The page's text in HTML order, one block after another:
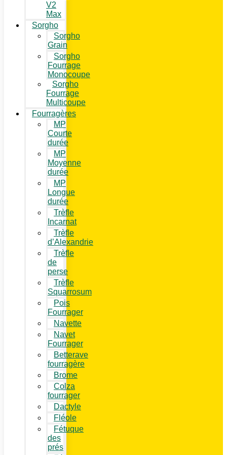
V2
Max
Sorgho
Sorgho
Grain
Sorgho
Fourrage
Monocoupe
Sorgho
Fourrage
Multicoupe
Fourragères
MP
Courte
durée
MP
Moyenne
durée
MP
Longue
durée
Trèfle
Incarnat
Trèfle
d’Alexandrie
Trèfle
de
perse
Trèfle
Squarrosum
Pois
Fourrager
Navette
Navet
Fourrager
Betterave
fourragère
Brome
Colza
fourrager
Dactyle
Fléole
Fétuque
des
prés